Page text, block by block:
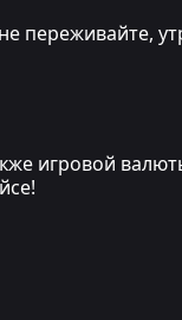
переживайте,
игровой